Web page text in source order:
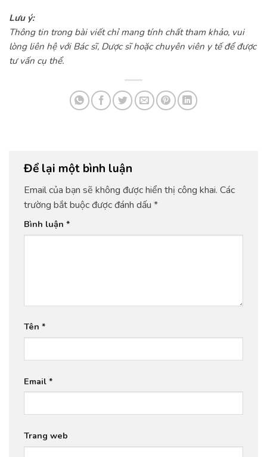
Lưu ý:
Thông tin trong bài viết chỉ mang tính chất tham khảo, vui
lòng liên hệ với Bác sĩ, Dược sĩ hoặc chuyên viên y tế để được
tư vấn cụ thể.
Để lại một bình luận
Email của bạn sẽ không được hiển thị công khai. Các
trường bắt buộc được đánh dấu *
Bình luận *
Tên *
Email *
Trang web